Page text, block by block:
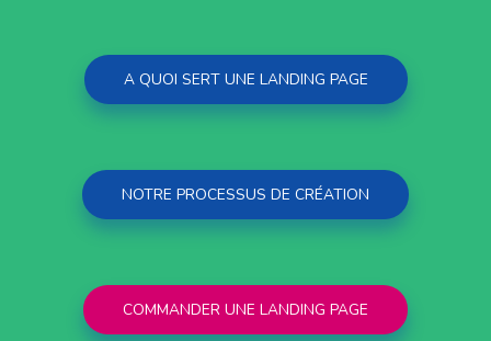
A QUOI SERT UNE LANDING PAGE
NOTRE PROCESSUS DE CRÉATION
COMMANDER UNE LANDING PAGE